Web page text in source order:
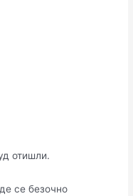
отишли.
се безочно